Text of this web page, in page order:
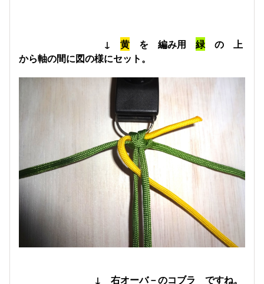
↓ 黄 を 編み用 緑の 上
から軸の間に図の様にセット。
↓ 右オーバ－のコブラ ですね。